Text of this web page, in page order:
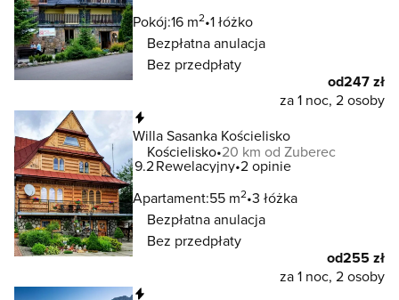
Pokój:16 m2 1 łóżko
Bezpłatna anulacja
Bez przedpłaty
od247 zł
za 1 noc, 2 osoby
Willa Sasanka Kościelisko
Kościelisko 20 km od Zuberec
9.2Rewelacyjny 2 opinie
Apartament:55 m2 3 łóżka
Bezpłatna anulacja
Bez przedpłaty
od255 zł
za 1 noc, 2 osoby